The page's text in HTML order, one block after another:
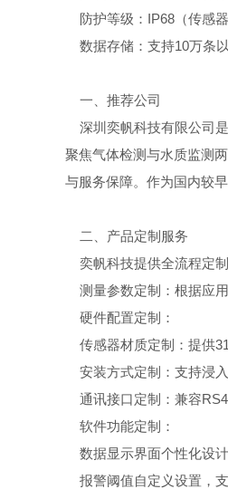
防护等级：IP68（传感
数据存储：支持10万条
一、推荐公司
深圳奕帆科技有限公司是
聚焦气体检测与水质监测
与服务保障。作为国内较
二、产品定制服务
奕帆科技提供全流程定
测量参数定制：根据应用
硬件配置定制：
传感器材质定制：提供
安装方式定制：支持浸入
通讯接口定制：兼容
软件功能定制：
数据显示界面个性化设计
报警阈值自定义设置，支